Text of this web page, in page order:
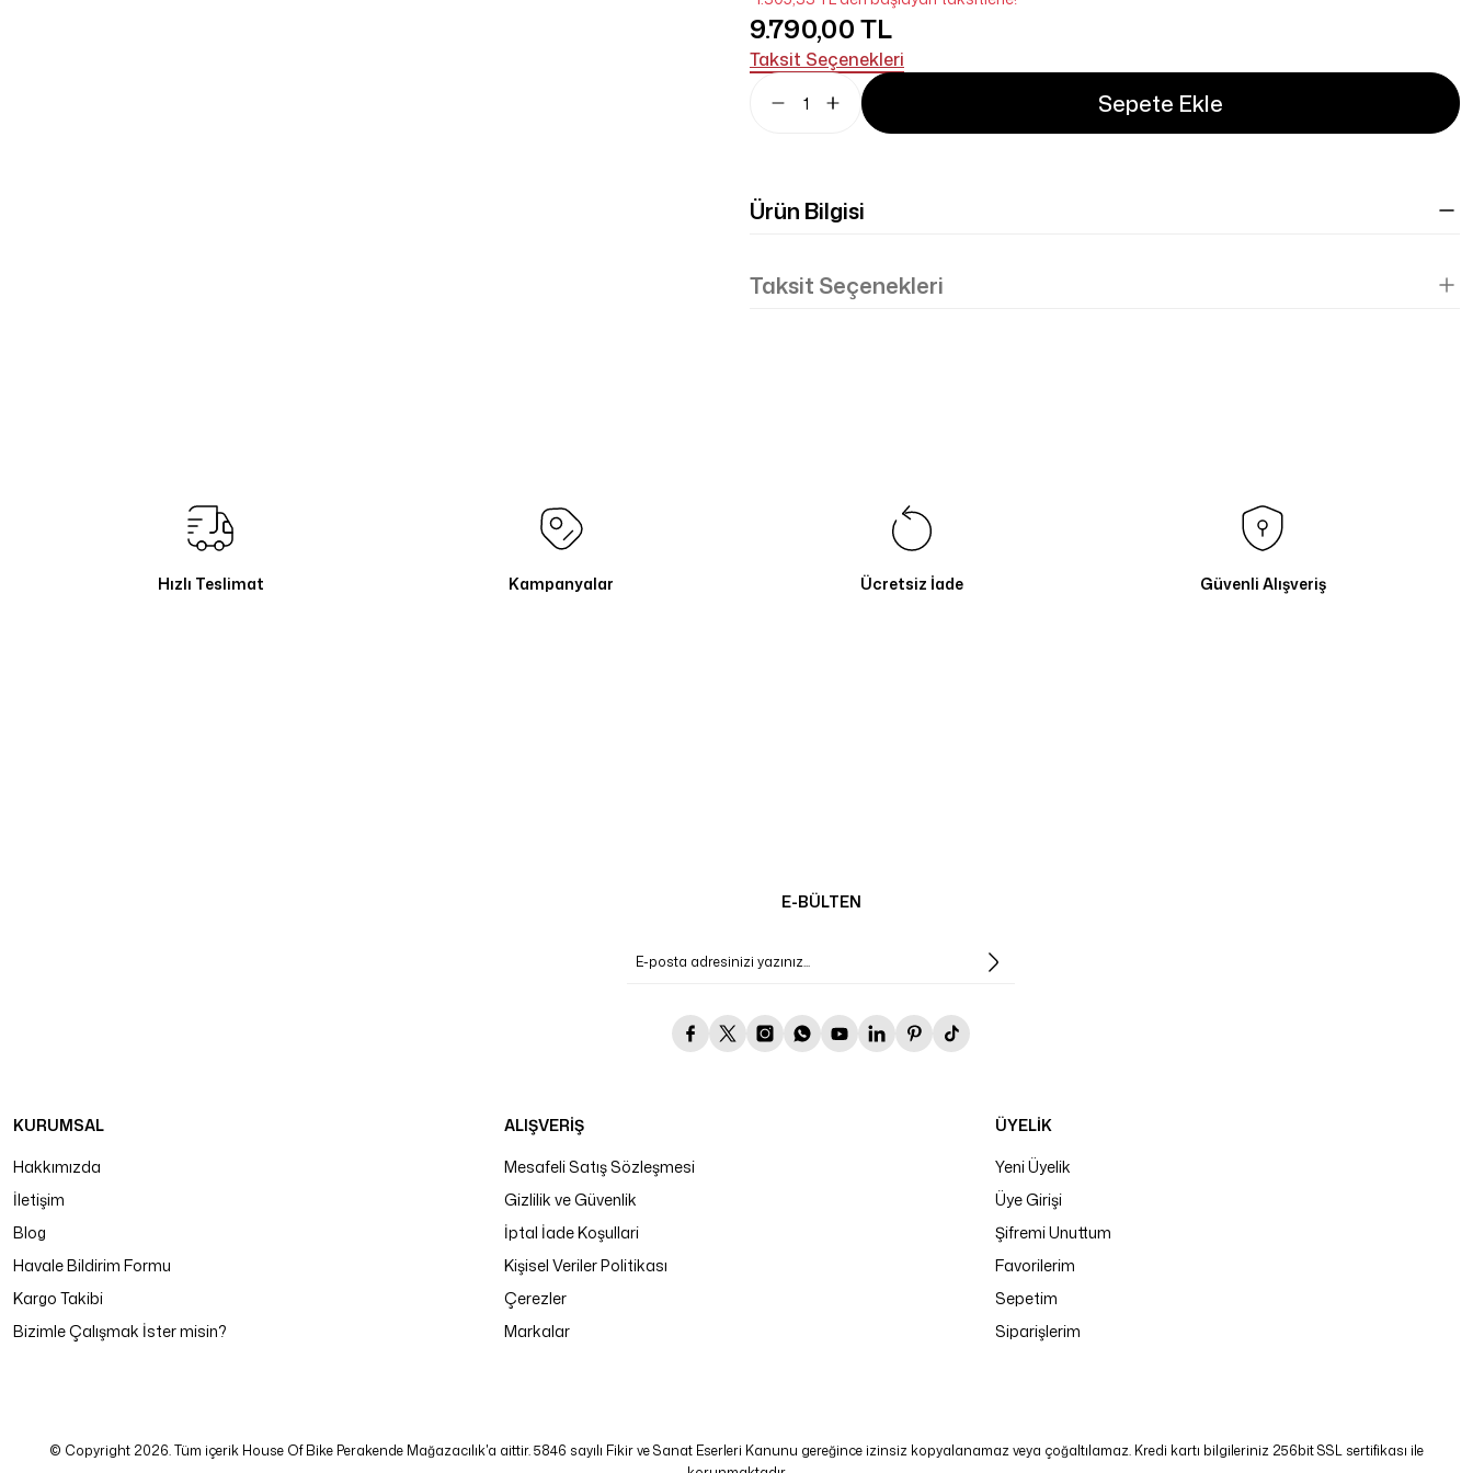
9.790,00 TL
Taksit Seçenekleri
Sepete Ekle
Ürün Bilgisi
Taksit Seçenekleri
Hızlı Teslimat Kampanyalar Ücretsiz İade Güvenli Alışveriş
E-BÜLTEN
KURUMSAL
Hakkımızda
İletişim
Blog
Havale Bildirim Formu
Kargo Takibi
Bizimle Çalışmak İster misin?
ALIŞVERİŞ
Mesafeli Satış Sözleşmesi
Gizlilik ve Güvenlik
İptal İade Koşullari
Kişisel Veriler Politikası
Çerezler
Markalar
ÜYELİK
Yeni Üyelik
Üye Girişi
Şifremi Unuttum
Favorilerim
Sepetim
Siparişlerim
© Copyright 2026. Tüm içerik House Of Bike Perakende Mağazacılık'a aittir. 5846 sayılı Fikir ve Sanat Eserleri Kanunu gereğince izinsiz kopyalanamaz veya çoğaltılamaz. Kredi kartı bilgileriniz 256bit SSL sertifikası ile